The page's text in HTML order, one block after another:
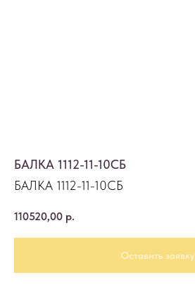
БАЛКА 1112-11-10СБ
БАЛКА 1112-11-10СБ
110520,00 р.
Оставить заявку